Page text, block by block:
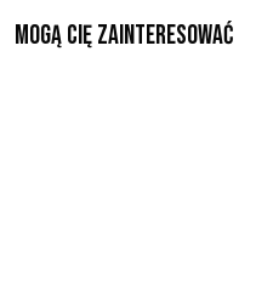
Mogą Cię zainteresować